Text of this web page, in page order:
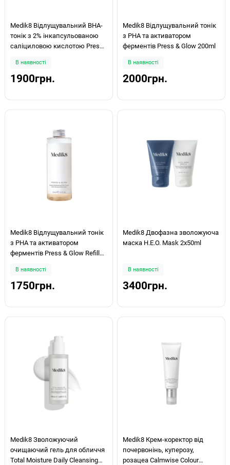
Medik8 Відлущувальний ВНА-
тонік з 2% інкапсульованою
саліциловою кислотою Press
В наявності
1900грн.
Medik8 Відлущувальний тонік
з РНА та активатором
ферментів Press & Glow 200ml
В наявності
2000грн.
Medik8 Відлущувальний тонік
з РНА та активатором
ферментів Press & Glow Refill
В наявності
1750грн.
Medik8 Двофазна зволожуюча
маска H.E.O. Mask 2х50ml
В наявності
3400грн.
Medik8 Зволожуючий
очищаючий гель для обличчя
Total Moisture Daily Cleansing
Medik8 Крем-коректор від
почервонінь, куперозу,
розацеа Calmwise Colour